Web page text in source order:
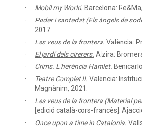
Mobil my World. Barcelona:
Poder i santedat (Els àngels de
2017.
Les veus de la frontera. València:
El jardí dels cirerers. Alzira:
Crims. L’herència Hamlet.
Teatre Complet II. València:
Magnànim, 2021.
Les veus de la frontera (Material
[edició català-cors-francès].
Once upon a time in Catalonia.